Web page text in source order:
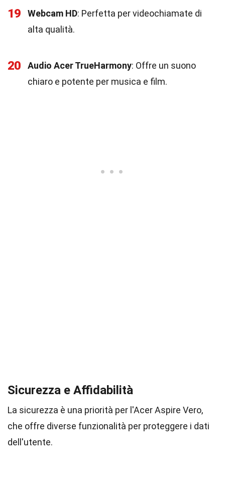
19 Webcam HD: Perfetta per videochiamate di
alta qualità.
20 Audio Acer TrueHarmony: Offre un suono
chiaro e potente per musica e film.
Sicurezza e Affidabilità
La sicurezza è una priorità per l'Acer Aspire Vero,
che offre diverse funzionalità per proteggere i dati
dell'utente.